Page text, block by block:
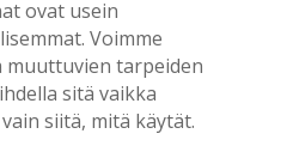
ovat usein
Voimme
muuttuvien tarpeiden
sitä vaikka
siitä, mitä käytät.